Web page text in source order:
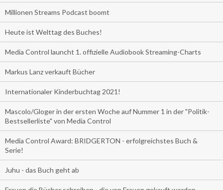
Millionen Streams Podcast boomt
Heute ist Welttag des Buches!
Media Control launcht 1. offizielle Audiobook Streaming-Charts
Markus Lanz verkauft Bücher
Internationaler Kinderbuchtag 2021!
Mascolo/Gloger in der ersten Woche auf Nummer 1 in der "Politik-
Bestsellerliste" von Media Control
Media Control Award: BRIDGERTON - erfolgreichstes Buch &
Serie!
Juhu - das Buch geht ab